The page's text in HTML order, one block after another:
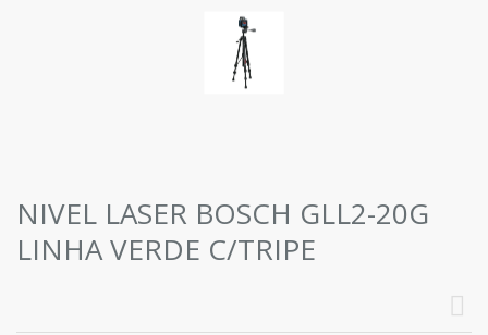
NIVEL LASER BOSCH GLL2-20G
LINHA VERDE C/TRIPE